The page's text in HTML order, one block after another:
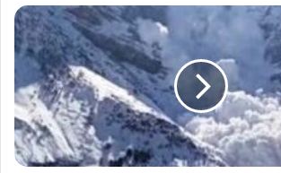
माणा
के
पास
एवलांच
में
57
मजदूर
दबे,
10